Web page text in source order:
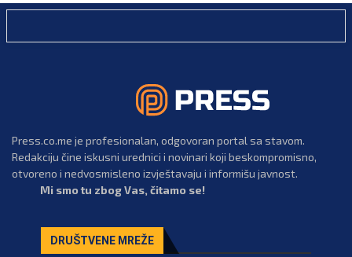
Press.co.me je profesionalan, odgovoran portal sa stavom.
Redakciju čine iskusni urednici i novinari koji beskompromisno,
otvoreno i nedvosmisleno izvještavaju i informišu javnost.
Mi smo tu zbog Vas, čitamo se!
DRUŠTVENE MREŽE